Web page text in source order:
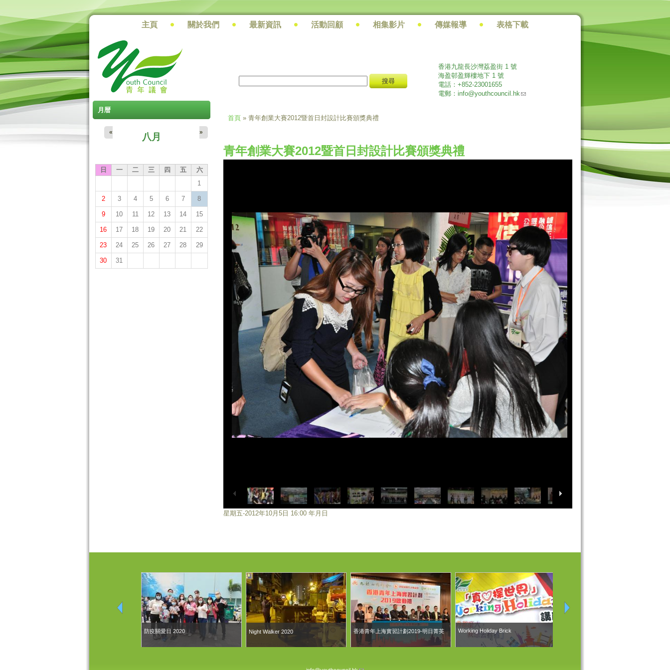
搜尋
香港九龍長沙灣荔盈街 1 號
海盈邨盈輝樓地下 1 號
電話：+852-23001655
電郵： info@youthcouncil.hk(link sends e-mail)
主頁 關於我們 最新資訊 活動回顧 相集影片 傳媒報導 表格下載
月暦
八月
« »
日 一 二 三 四 五
六
1
2 3 4 5 6 7 8
9 10 11 12 13 14 15
16 17 18 19 20 21 22
23 24 25 26 27 28 29
30 31
首頁 » 青年創業大賽2012暨首日封設計比賽頒獎典禮
青年創業大賽2012暨首日封設計比賽頒獎典禮
星期五-2012年10月5日 16:00 年月日
防疫關愛日 2020 Night Walker 2020 香港青年上海實習計劃2019-明日菁英 Working Holiday Brick